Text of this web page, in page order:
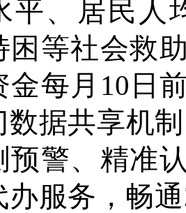
平、居民人
困等社会救
金每月10日
数据共享机
预警、精准
办服务，畅